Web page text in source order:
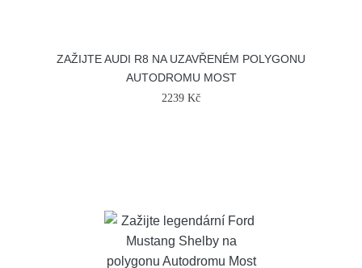
ZAŽIJTE AUDI R8 NA UZAVŘENÉM POLYGONU
AUTODROMU MOST
2239 Kč